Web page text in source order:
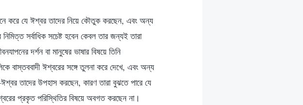
করে যে ঈশ্বর তাদের নিয়ে কৌতুক করছেন, এবং অন্য
সর্বাধিক সচেষ্ট হবেন কেবল তার জন্যই তারা
দর্শন বা মানুষের ভাষার বিষয়ে তিনি
ঈশ্বরের সঙ্গে তুলনা করে দেখে, এবং অন্য
তাদের উপহাস করছেন, কারণ তারা বুঝতে পারে যে
প্রকৃত পরিস্থিতির বিষয়ে অবগত করছেন না।